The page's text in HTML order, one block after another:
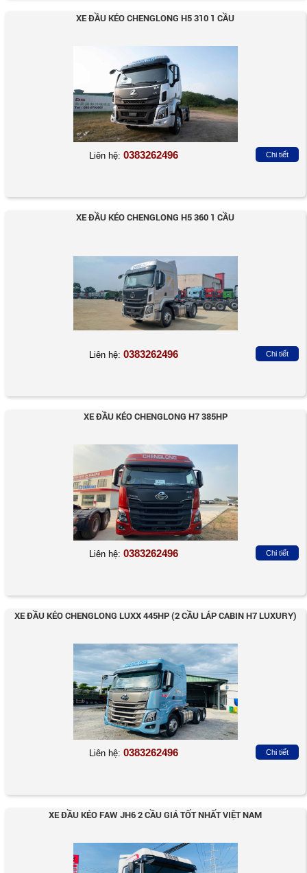
XE ĐẦU KÉO CHENGLONG H5 310 1 CẦU
Liên hệ: 0383262496 Chi tiết
XE ĐẦU KÉO CHENGLONG H5 360 1 CẦU
Liên hệ: 0383262496 Chi tiết
XE ĐẦU KÉO CHENGLONG H7 385HP
Liên hệ: 0383262496 Chi tiết
XE ĐẦU KÉO CHENGLONG LUXX 445HP (2 CẦU LÁP CABIN H7 LUXURY)
Liên hệ: 0383262496 Chi tiết
XE ĐẦU KÉO FAW JH6 2 CẦU GIÁ TỐT NHẤT VIỆT NAM